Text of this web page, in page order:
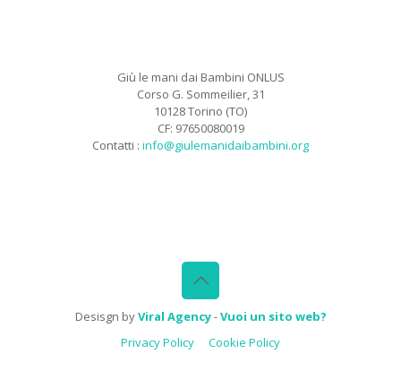
Giù le mani dai Bambini ONLUS
Corso G. Sommeilier, 31
10128 Torino (TO)
CF: 97650080019
Contatti : info@giulemanidaibambini.org
Desisgn byViral Agency-Vuoi un sito web?
Privacy Policy
Cookie Policy